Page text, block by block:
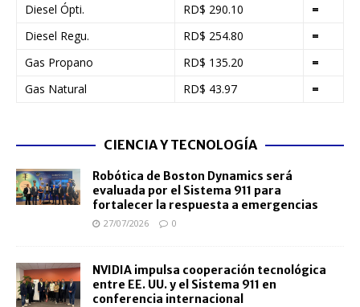
Diesel Ópti.
RD$ 290.10
=
Diesel Regu.
RD$ 254.80
=
Gas Propano
RD$ 135.20
=
Gas Natural
RD$ 43.97 =
CIENCIA Y TECNOLOGÍA
Robótica de Boston Dynamics será
evaluada por el Sistema 911 para
fortalecer la respuesta a emergencias
27/07/2026 0
NVIDIA impulsa cooperación tecnológica
entre EE. UU. y el Sistema 911 en
conferencia internacional